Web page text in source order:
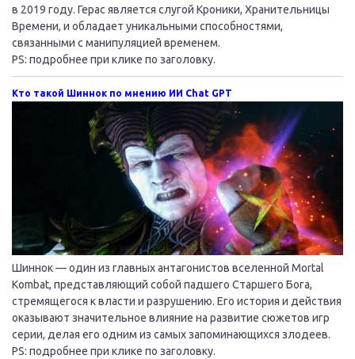
в 2019 году. Герас является слугой Кроники, Хранительницы
Времени, и обладает уникальными способностями,
связанными с манипуляцией временем.
PS: подробнее при клике по заголовку.
Кто такой Шиннок по мнению ИИ Chat GPT
Шиннок — один из главных антагонистов вселенной Mortal
Kombat, представляющий собой падшего Старшего Бога,
стремящегося к власти и разрушению. Его история и действия
оказывают значительное влияние на развитие сюжетов игр
серии, делая его одним из самых запоминающихся злодеев.
PS: подробнее при клике по заголовку.